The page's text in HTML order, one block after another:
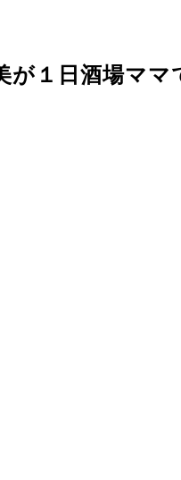
が１日酒場マ